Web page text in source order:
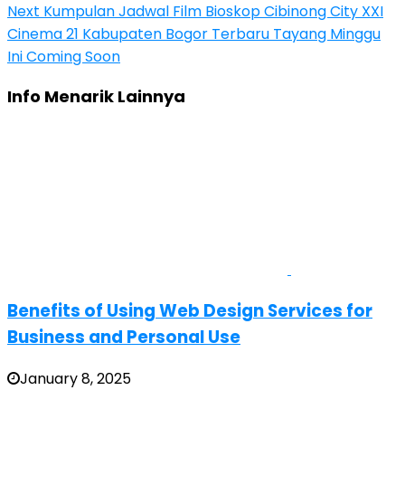
Next Kumpulan Jadwal Film Bioskop Cibinong City XXI
Cinema 21 Kabupaten Bogor Terbaru Tayang Minggu
Ini Coming Soon
Info Menarik Lainnya
Benefits of Using Web Design Services for
Business and Personal Use
January 8, 2025